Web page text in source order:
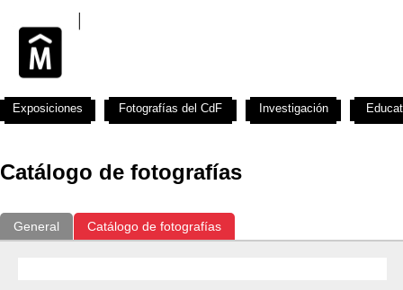
Catálogo de fotografías
General Catálogo de fotografías
Exposiciones Fotografías del CdF Investigación